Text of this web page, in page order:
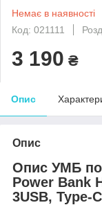
Немає в наявності
Код: 021111
3 190 ₴
Опис
Опис
Опис УМБ
Power Bank
3USB, Type-